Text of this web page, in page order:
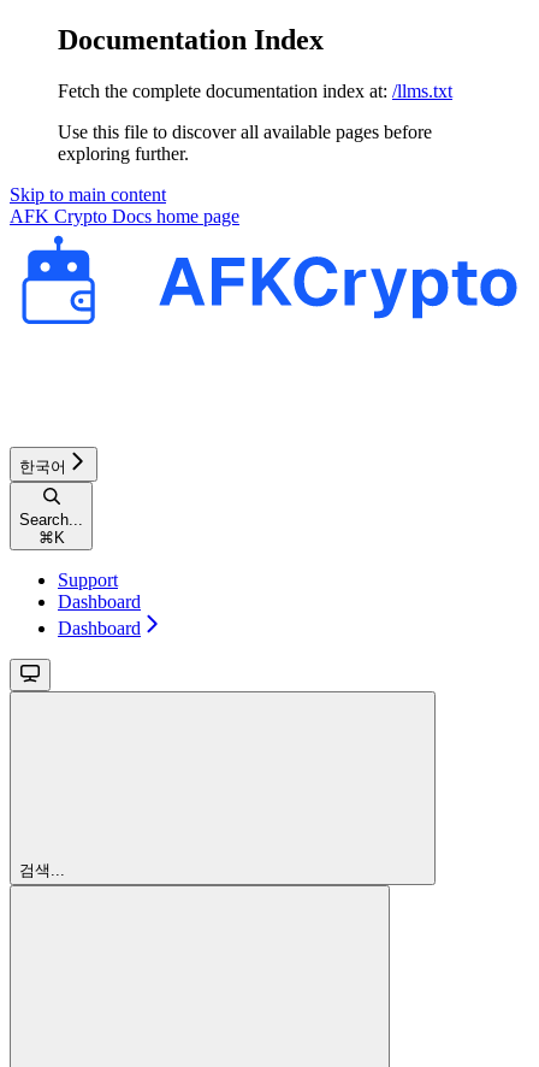
Documentation Index
Fetch the complete documentation index at: /llms.txt
Use this file to discover all available pages before
exploring further.
Skip to main content
AFK Crypto Docs home page
한국어
Search...
⌘ K
Support
Dashboard
Dashboard
검색...